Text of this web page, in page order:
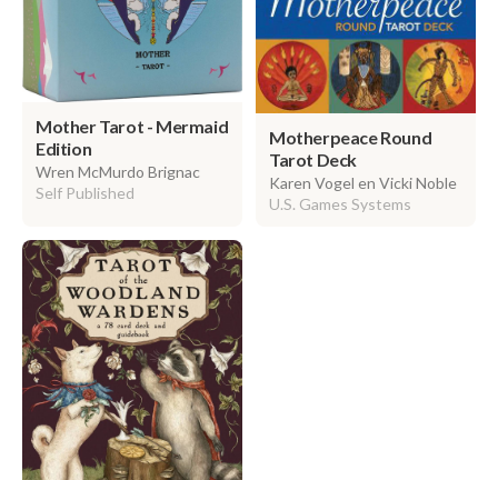
Mother Tarot - Mermaid
Edition
Wren McMurdo Brignac
Self Published
Motherpeace Round
Tarot Deck
Karen Vogel en Vicki Noble
U.S. Games Systems